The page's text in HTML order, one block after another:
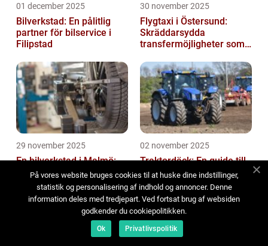
01 december 2025
Bilverkstad: En pålitlig
partner för bilservice i
Filipstad
30 november 2025
Flygtaxi i Östersund:
Skräddarsydda
transfermöjligheter som
29 november 2025
En bilverkstad i Malmö:
Hitta en expert med rätt
kunskap
02 november 2025
Traktordäck: En guide till
val och underhåll
På vores website bruges cookies til at huske dine indstillinger,
statistik og personalisering af indhold og annoncer. Denne
information deles med tredjepart. Ved fortsat brug af websiden
godkender du cookiepolitikken.
Ok Privatlivspolitik